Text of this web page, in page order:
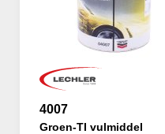
4007
Groen-TI vulmiddel